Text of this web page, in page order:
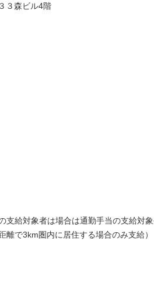
３森ビル4階
支給対象者は場合は通勤手当の支給対
離で3km圏内に居住する場合のみ支給）